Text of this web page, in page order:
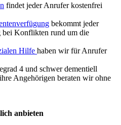
findet jeder Anrufer kostenfrei
bekommt jeder
bei Konflikten rund um die
Hilfe haben wir für Anrufer
4 und schwer dementiell
Angehörigen beraten wir ohne
anbieten